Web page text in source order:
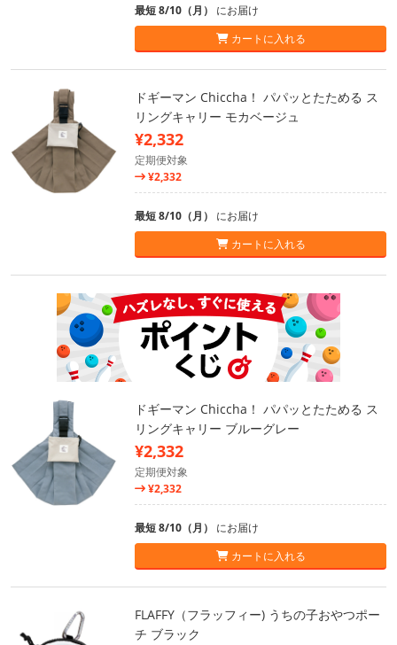
最短 8/10（月） にお届け
カートに入れる
ドギーマン Chiccha！ パパッとたためる ス
リングキャリー モカベージュ
¥2,332
定期便対象
¥2,332
最短 8/10（月） にお届け
カートに入れる
ドギーマン Chiccha！ パパッとたためる ス
リングキャリー ブルーグレー
¥2,332
定期便対象
¥2,332
最短 8/10（月） にお届け
カートに入れる
FLAFFY（フラッフィー) うちの子おやつポー
チ ブラック